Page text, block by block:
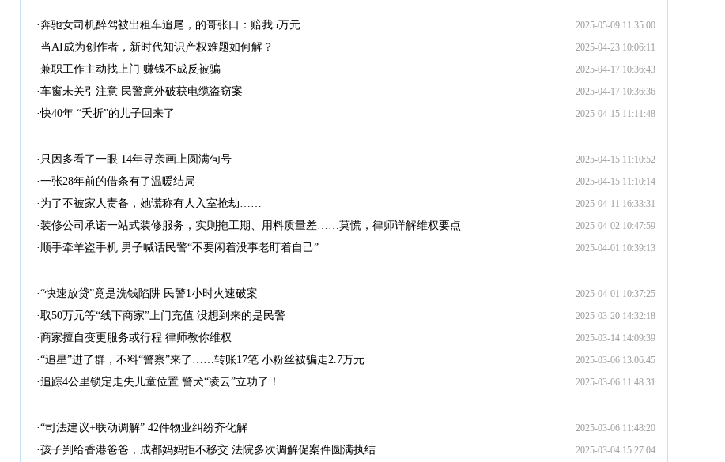
·奔驰女司机醉驾被出租车追尾，的哥张口：赔我5万元 2025-05-09 11:35:00
·当AI成为创作者，新时代知识产权难题如何解？ 2025-04-23 10:06:11
·兼职工作主动找上门 赚钱不成反被骗 2025-04-17 10:36:43
·车窗未关引注意 民警意外破获电缆盗窃案 2025-04-17 10:36:36
·快40年 “夭折”的儿子回来了 2025-04-15 11:11:48
·只因多看了一眼 14年寻亲画上圆满句号 2025-04-15 11:10:52
·一张28年前的借条有了温暖结局 2025-04-15 11:10:14
·为了不被家人责备，她谎称有人入室抢劫…… 2025-04-11 16:33:31
·装修公司承诺一站式装修服务，实则拖工期、用料质量差……莫慌，律师详解维权要点 2025-04-02 10:47:59
·顺手牵羊盗手机 男子喊话民警“不要闲着没事老盯着自己” 2025-04-01 10:39:13
·“快速放贷”竟是洗钱陷阱 民警1小时火速破案 2025-04-01 10:37:25
·取50万元等“线下商家”上门充值 没想到来的是民警 2025-03-20 14:32:18
·商家擅自变更服务或行程 律师教你维权 2025-03-14 14:09:39
·“追星”进了群，不料“警察”来了……转账17笔 小粉丝被骗走2.7万元 2025-03-06 13:06:45
·追踪4公里锁定走失儿童位置 警犬“凌云”立功了！ 2025-03-06 11:48:31
·“司法建议+联动调解” 42件物业纠纷齐化解 2025-03-06 11:48:20
·孩子判给香港爸爸，成都妈妈拒不移交 法院多次调解促案件圆满执结 2025-03-04 15:27:04